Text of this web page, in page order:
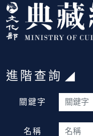
跳到主要內容
:::
:::
進階查詢
關鍵字
名稱